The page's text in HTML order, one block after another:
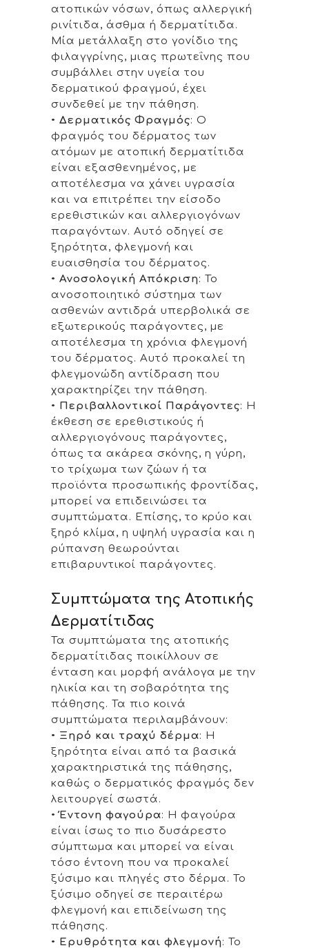
ατοπικών νόσων, όπως αλλεργική
ρινίτιδα, άσθμα ή δερματίτιδα.
Μία μετάλλαξη στο γονίδιο της
φιλαγγρίνης, μιας πρωτεΐνης που
συμβάλλει στην υγεία του
δερματικού φραγμού, έχει
συνδεθεί με την πάθηση.
• Δερματικός Φραγμός: Ο
φραγμός του δέρματος των
ατόμων με ατοπική δερματίτιδα
είναι εξασθενημένος, με
αποτέλεσμα να χάνει υγρασία
και να επιτρέπει την είσοδο
ερεθιστικών και αλλεργιογόνων
παραγόντων. Αυτό οδηγεί σε
ξηρότητα, φλεγμονή και
ευαισθησία του δέρματος.
• Ανοσολογική Απόκριση: Το
ανοσοποιητικό σύστημα των
ασθενών αντιδρά υπερβολικά σε
εξωτερικούς παράγοντες, με
αποτέλεσμα τη χρόνια φλεγμονή
του δέρματος. Αυτό προκαλεί τη
φλεγμονώδη αντίδραση που
χαρακτηρίζει την πάθηση.
• Περιβαλλοντικοί Παράγοντες: Η
έκθεση σε ερεθιστικούς ή
αλλεργιογόνους παράγοντες,
όπως τα ακάρεα σκόνης, η γύρη,
το τρίχωμα των ζώων ή τα
προϊόντα προσωπικής φροντίδας,
μπορεί να επιδεινώσει τα
συμπτώματα. Επίσης, το κρύο και
ξηρό κλίμα, η υψηλή υγρασία και η
ρύπανση θεωρούνται
επιβαρυντικοί παράγοντες.
Συμπτώματα της Ατοπικής
Δερματίτιδας
Τα συμπτώματα της ατοπικής
δερματίτιδας ποικίλλουν σε
ένταση και μορφή ανάλογα με την
ηλικία και τη σοβαρότητα της
πάθησης. Τα πιο κοινά
συμπτώματα περιλαμβάνουν:
• Ξηρό και τραχύ δέρμα: Η
ξηρότητα είναι από τα βασικά
χαρακτηριστικά της πάθησης,
καθώς ο δερματικός φραγμός δεν
λειτουργεί σωστά.
•Έντονη φαγούρα: Η φαγούρα
είναι ίσως το πιο δυσάρεστο
σύμπτωμα και μπορεί να είναι
τόσο έντονη που να προκαλεί
ξύσιμο και πληγές στο δέρμα. Το
ξύσιμο οδηγεί σε περαιτέρω
φλεγμονή και επιδείνωση της
πάθησης.
• Ερυθρότητα και φλεγμονή: Το